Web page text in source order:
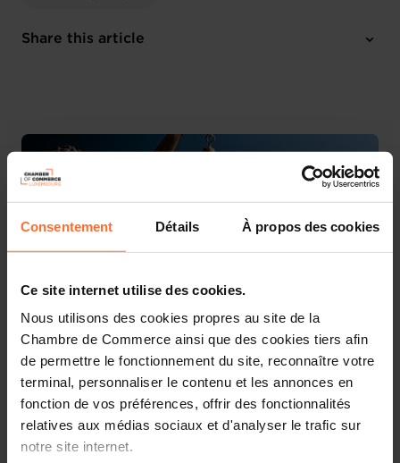
Consentement Détails À propos des cookies
Ce site internet utilise des cookies.
Nous utilisons des cookies propres au site de la
Chambre de Commerce ainsi que des cookies tiers afin
de permettre le fonctionnement du site, reconnaître votre
terminal, personnaliser le contenu et les annonces en
fonction de vos préférences, offrir des fonctionnalités
relatives aux médias sociaux et d'analyser le trafic sur
notre site internet.
Share this article
Le ministère de la Protection des consommateurs, dans
le cadre de ses attributions en matière de contrôle de
l’affichage des prix des produits et services proposés par
les professionnels, a informé la Chambre de Commerce